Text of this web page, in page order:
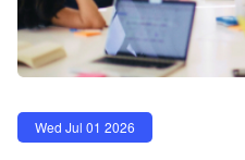
Wed Jul 01 2026